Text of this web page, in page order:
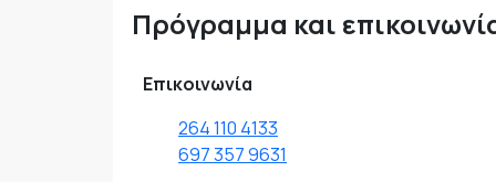
Πρόγραμμα και
Επικοινωνία
264 110 4133
697 357 9631